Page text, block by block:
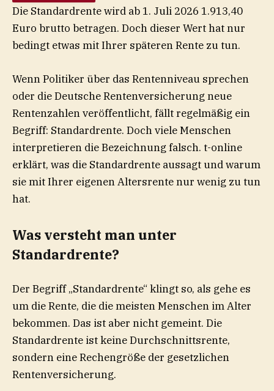
Die Standardrente wird ab 1. Juli 2026 1.913,40
Euro brutto betragen. Doch dieser Wert hat nur
bedingt etwas mit Ihrer späteren Rente zu tun.
Wenn Politiker über das Rentenniveau sprechen
oder die Deutsche Rentenversicherung neue
Rentenzahlen veröffentlicht, fällt regelmäßig ein
Begriff: Standardrente. Doch viele Menschen
interpretieren die Bezeichnung falsch. t-online
erklärt, was die Standardrente aussagt und warum
sie mit Ihrer eigenen Altersrente nur wenig zu tun
hat.
Was versteht man unter
Standardrente?
Der Begriff „Standardrente“ klingt so, als gehe es
um die Rente, die die meisten Menschen im Alter
bekommen. Das ist aber nicht gemeint. Die
Standardrente ist keine Durchschnittsrente,
sondern eine Rechengröße der gesetzlichen
Rentenversicherung.